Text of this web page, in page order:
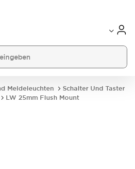
Meldeleuchten
Schalter Und Taster
LW 25mm Flush Mount